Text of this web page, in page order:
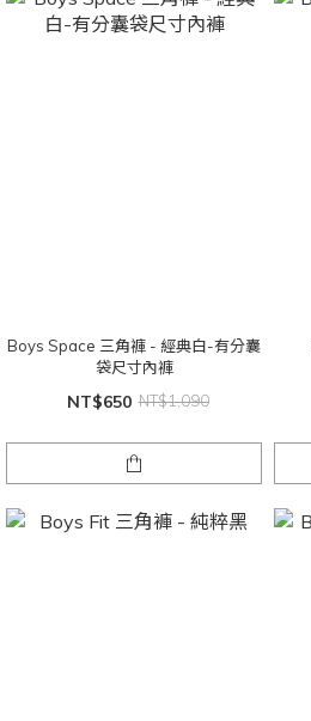
Boys Space 三角褲 - 經典白-有分囊
袋尺寸內褲
NT$650 NT$1,090